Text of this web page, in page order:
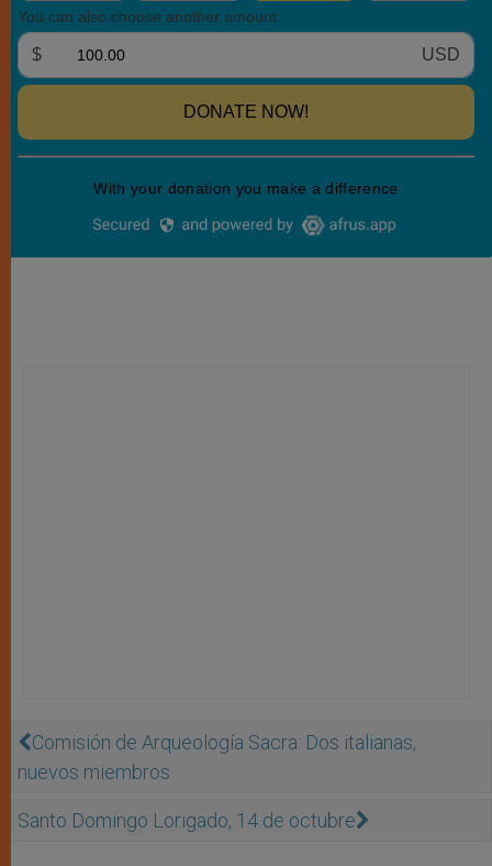
Comisión de Arqueología Sacra: Dos italianas,
nuevos miembros
Santo Domingo Lorigado, 14 de octubre